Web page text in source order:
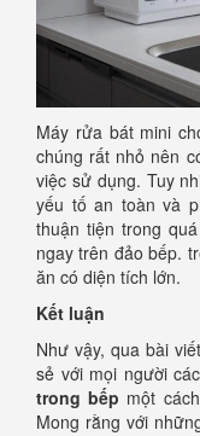
Máy rửa bát mini
chúng rất nhỏ nên
việc sử dụng. Tuy
yếu tố an toàn và
thuận tiện trong
ngay trên đảo bếp.
ăn có diện tích lớn.
Kết luận
Như vậy, qua bài
sẻ với mọi người
trong bếp một
Mong rằng với